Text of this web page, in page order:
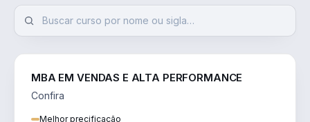
MBA EM VENDAS E ALTA PERFORMANCE
Confira
Melhor precificação